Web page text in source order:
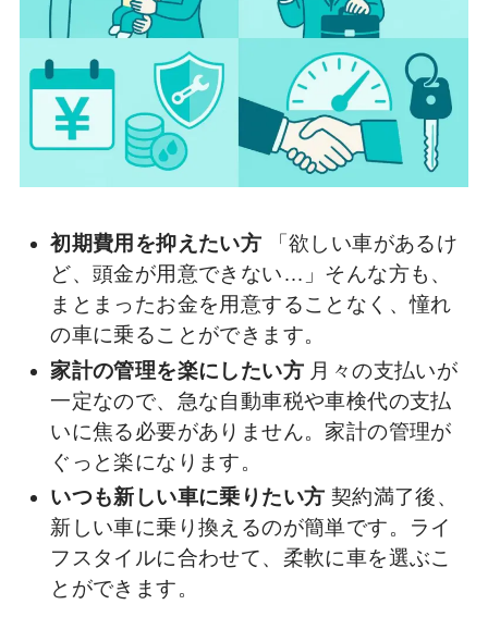
初期費用を抑えたい方 「欲しい車があるけ
ど、頭金が用意できない…」そんな方も、
まとまったお金を用意することなく、憧れ
の車に乗ることができます。
家計の管理を楽にしたい方月々の支払いが
一定なので、急な自動車税や車検代の支払
いに焦る必要がありません。家計の管理が
ぐっと楽になります。
いつも新しい車に乗りたい方 契約満了後、
新しい車に乗り換えるのが簡単です。ライ
フスタイルに合わせて、柔軟に車を選ぶこ
とができます。